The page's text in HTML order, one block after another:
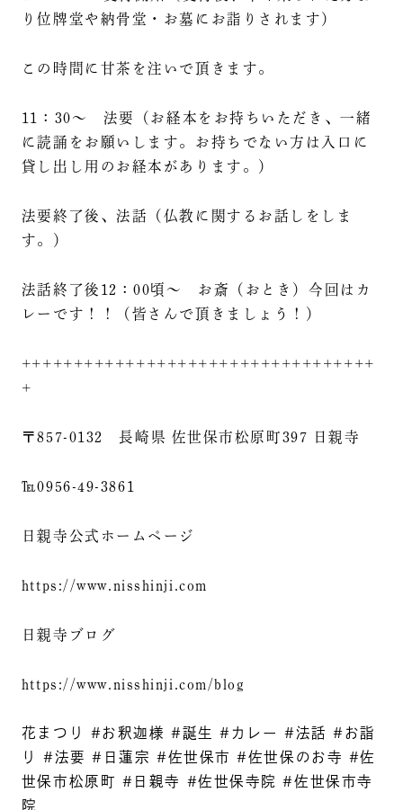
り位牌堂や納骨堂・お墓にお詣りされます）
この時間に甘茶を注いで頂きます。
11：30～ 法要（お経本をお持ちいただき、一緒
に読誦をお願いします。お持ちでない方は入口に
貸し出し用のお経本があります。）
法要終了後、法話（仏教に関するお話しをしま
す。）
法話終了後12：00頃～ お斎（おとき）今回はカ
レーです！！（皆さんで頂きましょう！）
++++++++++++++++++++++++++++++++++
+
〒857-0132 長崎県 佐世保市松原町397 日親寺
℡0956-49-3861
日親寺公式ホームページ
https://www.nisshinji.com
日親寺ブログ
https://www.nisshinji.com/blog
花まつり #お釈迦様 #誕生 #カレー #法話 #お詣
り #法要 #日蓮宗 #佐世保市 #佐世保のお寺 #佐
世保市松原町 #日親寺 #佐世保寺院 #佐世保市寺
院